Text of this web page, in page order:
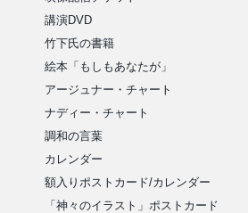
講演DVD
竹下氏の書籍
絵本「もしもあなたが」
アージュナー・チャート
ナディー・チャート
調和の言葉
カレンダー
額入りポストカード/カレンダー
「神々のイラスト」ポストカード